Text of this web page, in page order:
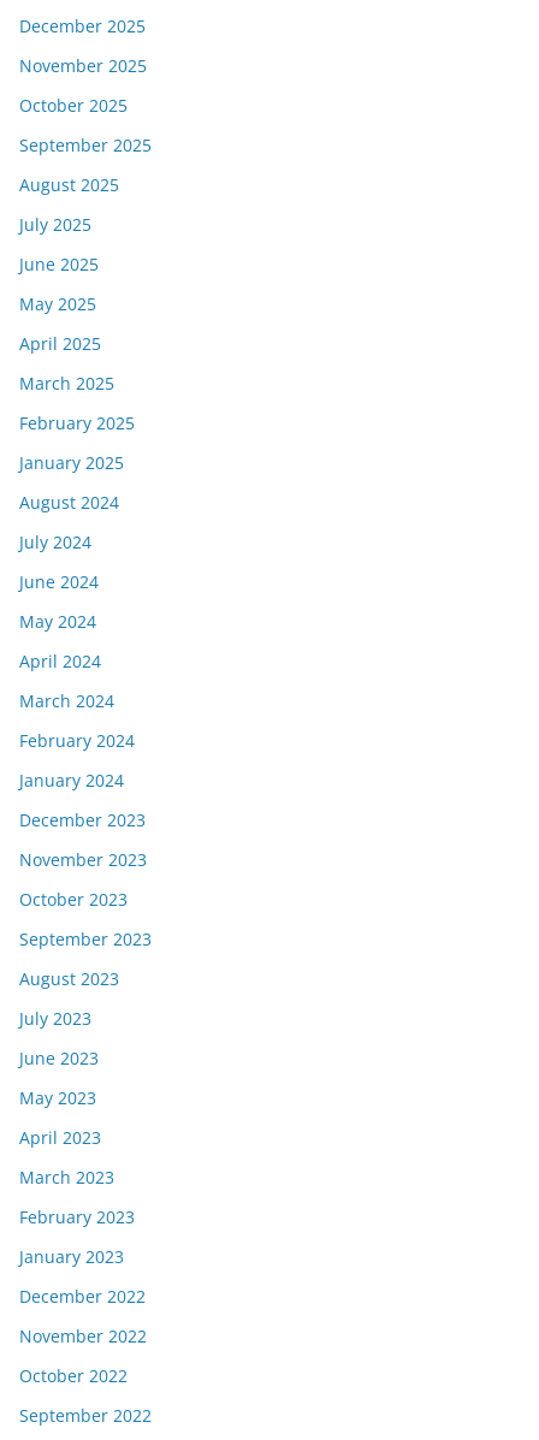
December 2025
November 2025
October 2025
September 2025
August 2025
July 2025
June 2025
May 2025
April 2025
March 2025
February 2025
January 2025
August 2024
July 2024
June 2024
May 2024
April 2024
March 2024
February 2024
January 2024
December 2023
November 2023
October 2023
September 2023
August 2023
July 2023
June 2023
May 2023
April 2023
March 2023
February 2023
January 2023
December 2022
November 2022
October 2022
September 2022